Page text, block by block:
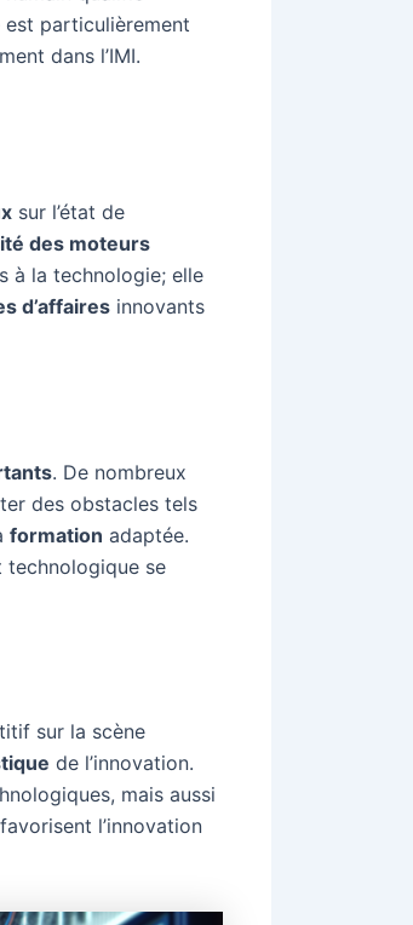
particulièrement
dans l’IMI.
sur l’état de
des moteurs
à la technologie; elle
d’affaires innovants
. De nombreux
des obstacles tels
formation adaptée.
technologique se
sur la scène
de l’innovation.
mais aussi
l’innovation